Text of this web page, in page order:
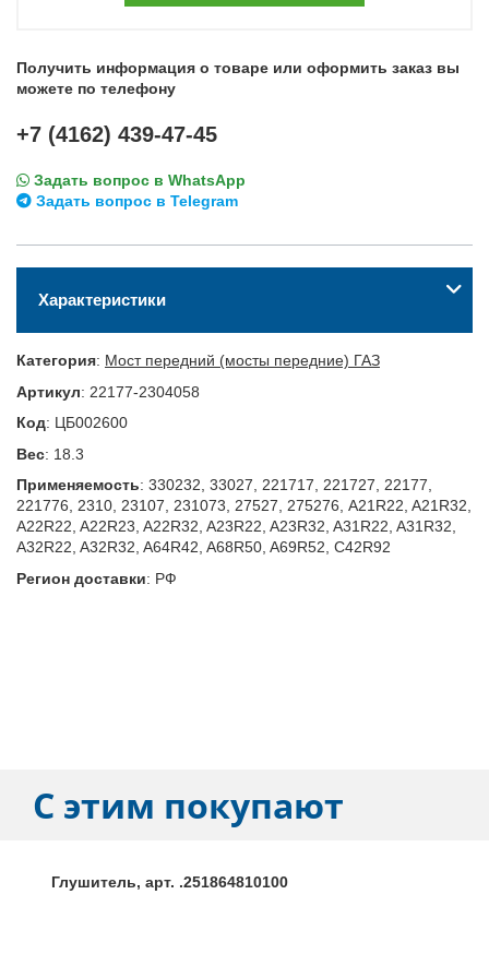
Получить информация о товаре или оформить заказ вы
можете по телефону
+7 (4162) 439-47-45
Задать вопрос в WhatsApp
Задать вопрос в Telegram
Характеристики
Категория: Мост передний (мосты передние) ГАЗ
Артикул: 22177-2304058
Код: ЦБ002600
Вес: 18.3
Применяемость: 330232, 33027, 221717, 221727, 22177,
221776, 2310, 23107, 231073, 27527, 275276, A21R22, A21R32,
A22R22, A22R23, A22R32, A23R22, A23R32, A31R22, A31R32,
A32R22, A32R32, A64R42, A68R50, A69R52, C42R92
Регион доставки: РФ
С этим покупают
Глушитель, арт. .251864810100